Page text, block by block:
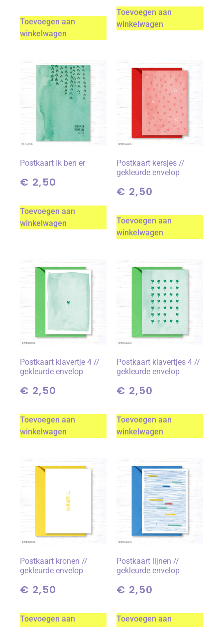
Toevoegen aan
winkelwagen
Toevoegen aan
winkelwagen
Postkaart Ik ben er
€ 2,50
Toevoegen aan
winkelwagen
Postkaart kersjes //
gekleurde envelop
€ 2,50
Toevoegen aan
winkelwagen
Postkaart klavertje 4 //
gekleurde envelop
€ 2,50
Toevoegen aan
winkelwagen
Postkaart klavertjes 4 //
gekleurde envelop
€ 2,50
Toevoegen aan
winkelwagen
Postkaart kronen //
gekleurde envelop
€ 2,50
Toevoegen aan
Postkaart lijnen //
gekleurde envelop
€ 2,50
Toevoegen aan